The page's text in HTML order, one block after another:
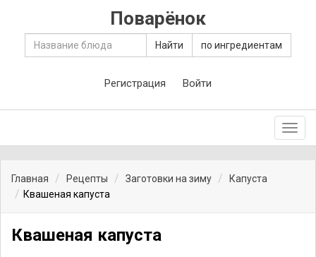
Поварёнок
Найти по ингредиентам
Регистрация Войти
Главная Рецепты Заготовки на зиму
Капуста
Квашеная капуста
Квашеная капуста